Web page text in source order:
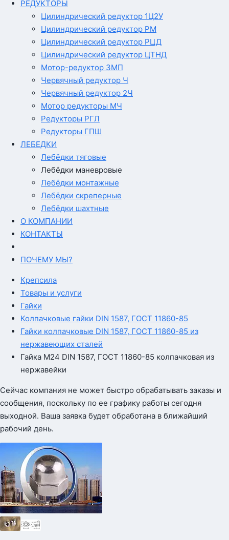
РЕДУКТОРЫ
Цилиндрический редуктор 1Ц2У
Цилиндрический редуктор РМ
Цилиндрический редуктор РЦД
Цилиндрический редуктор ЦТНД
Мотор-редуктор 3МП
Червячный редуктор Ч
Червячный редуктор 2Ч
Мотор редукторы МЧ
Редукторы РГЛ
Редукторы ГПШ
ЛЕБЕДКИ
Лебёдки тяговые
Лебёдки маневровые
Лебёдки монтажные
Лебёдки скреперные
Лебёдки шахтные
О КОМПАНИИ
КОНТАКТЫ
ПОЧЕМУ МЫ?
Крепсила
Товары и услуги
Гайки
Колпачковые гайки DIN 1587, ГОСТ 11860-85
Гайки колпачковые DIN 1587, ГОСТ 11860-85 из
нержавеющих сталей
Гайка М24 DIN 1587, ГОСТ 11860-85 колпачковая из
нержавейки
Сейчас компания не может быстро обрабатывать заказы и
сообщения, поскольку по ее графику работы сегодня
выходной. Ваша заявка будет обработана в ближайший
рабочий день.